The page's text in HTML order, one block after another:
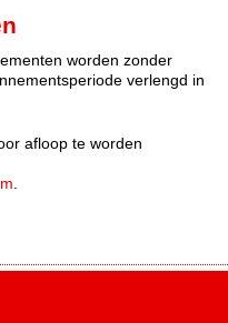
worden zonder
verlengd in
afloop te worden